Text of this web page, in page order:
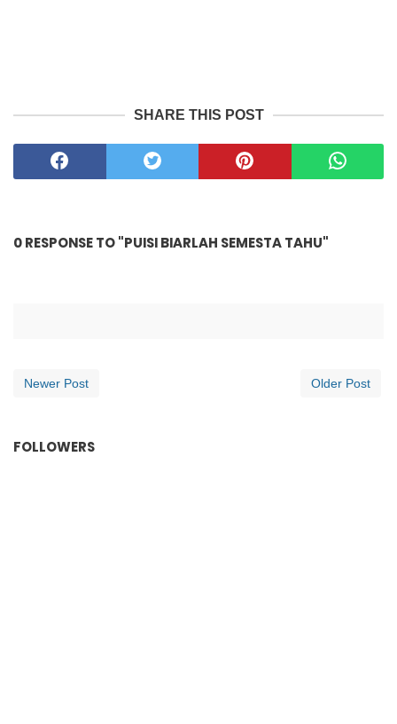
SHARE THIS POST
0 RESPONSE TO "PUISI BIARLAH SEMESTA TAHU"
Newer Post Older Post
FOLLOWERS